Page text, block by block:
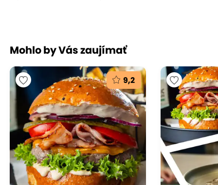
Mohlo by Vás zaujímať
9,2